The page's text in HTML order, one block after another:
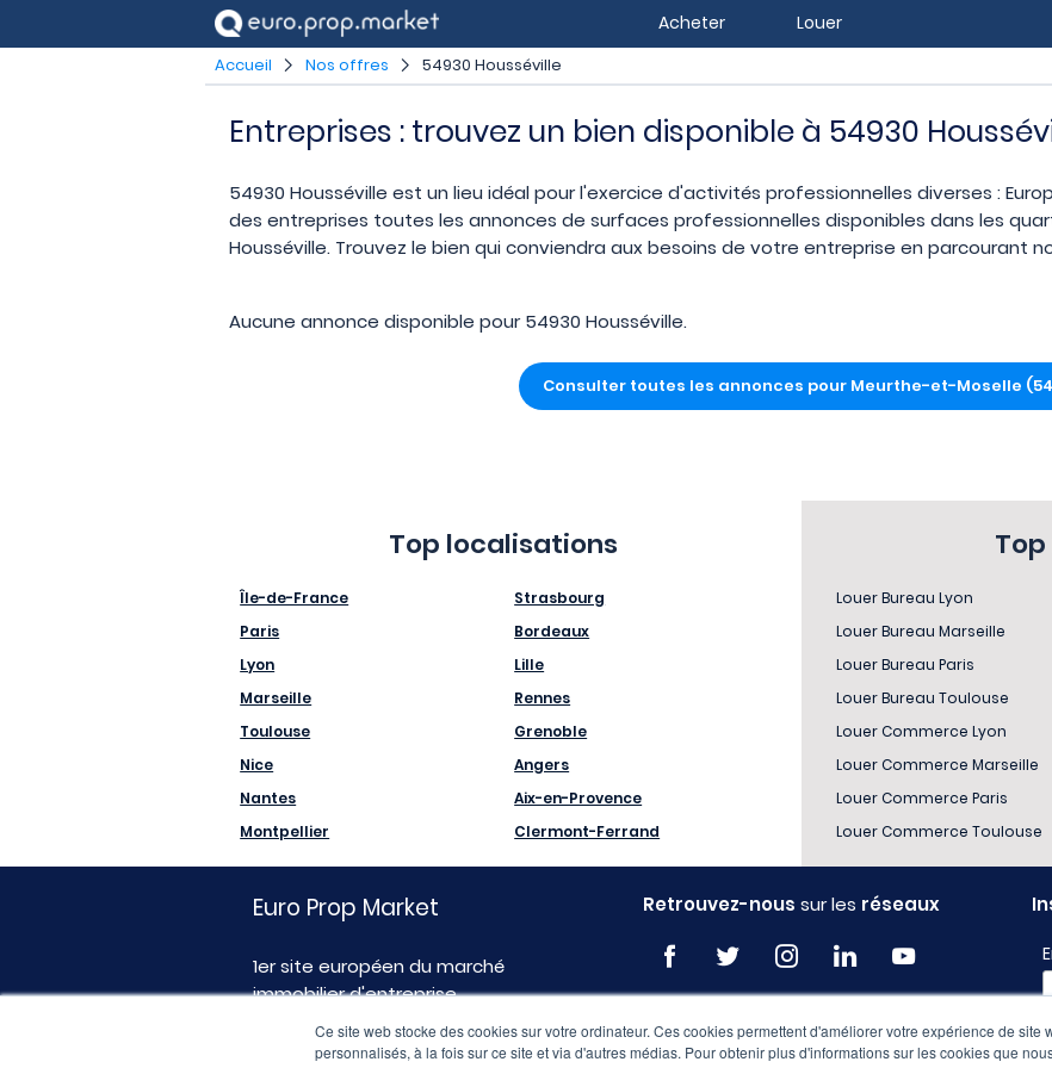
Ce site web stocke des cookies sur votre ordinateur. Ces cookies permettent d'améliorer votre expérience de site
personnalisés, à la fois sur ce site et via d'autres médias. Pour obtenir plus d'informations sur les cookies que
Acheter Louer
Accueil Nos offres 54930 Housséville
Entreprises : trouvez un bien disponible à 54930
54930 Housséville est un lieu idéal pour l'exercice d'activités professionnelles diverses :
des entreprises toutes les annonces de surfaces professionnelles disponibles dans les
Housséville. Trouvez le bien qui conviendra aux besoins de votre entreprise en parcourant
Aucune annonce disponible pour 54930 Housséville.
Consulter toutes les annonces pour Meurthe-et-Moselle
Top localisations
Île-de-France
Paris
Lyon
Marseille
Toulouse
Nice
Nantes
Montpellier
Strasbourg
Bordeaux
Lille
Rennes
Grenoble
Angers
Aix-en-Provence
Clermont-Ferrand
Louer Bureau Lyon
Louer Bureau Marseille
Louer Bureau Paris
Louer Bureau Toulouse
Louer Commerce Lyon
Louer Commerce Marseille
Louer Commerce Paris
Louer Commerce Toulouse
Euro Prop Market
1er site européen du marché
immobilier d'entreprise
Retrouvez-nous sur les réseaux